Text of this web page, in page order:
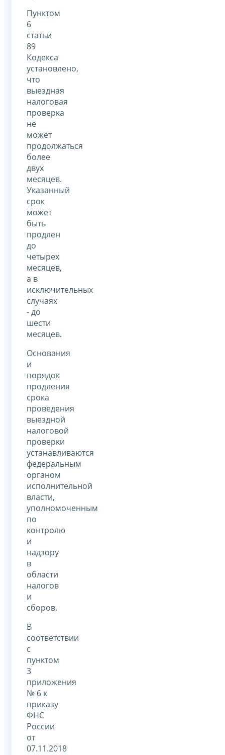
Пунктом
6
статьи
89
Кодекса
установлено,
что
выездная
налоговая
проверка
не
может
продолжаться
более
двух
месяцев.
Указанный
срок
может
быть
продлен
до
четырех
месяцев,
а в
исключительных
случаях
- до
шести
месяцев.
Основания
и
порядок
продления
срока
проведения
выездной
налоговой
проверки
устанавливаются
федеральным
органом
исполнительной
власти,
уполномоченным
по
контролю
и
надзору
в
области
налогов
и
сборов.
В
соответствии
с
пунктом
3
приложения
№ 6 к
приказу
ФНС
России
от
07.11.2018